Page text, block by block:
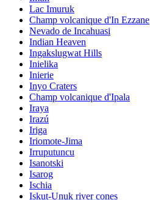
Lac Imuruk
Champ volcanique d'In Ezzane
Nevado de Incahuasi
Indian Heaven
Ingakslugwat Hills
Inielika
Inierie
Inyo Craters
Champ volcanique d'Ipala
Iraya
Irazú
Iriga
Iriomote-Jima
Irruputuncu
Isanotski
Isarog
Ischia
Iskut-Unuk river cones